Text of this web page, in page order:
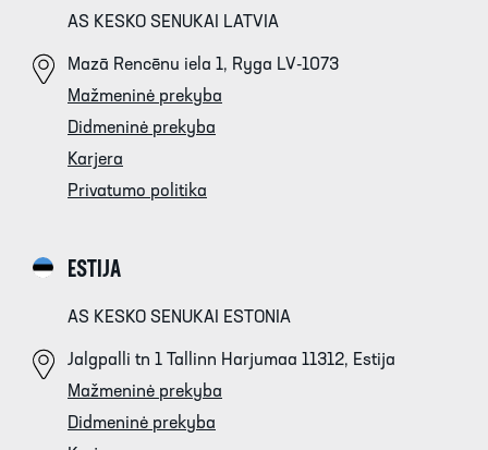
AS KESKO SENUKAI LATVIA
Mazā Rencēnu iela 1, Ryga LV-1073
Mažmeninė prekyba
Didmeninė prekyba
Karjera
Privatumo politika
ESTIJA
AS KESKO SENUKAI ESTONIA
Jalgpalli tn 1 Tallinn Harjumaa 11312, Estija
Mažmeninė prekyba
Didmeninė prekyba